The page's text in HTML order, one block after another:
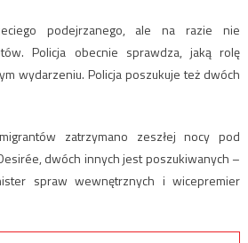
podejrzanego, ale na razie nie
Policja obecnie sprawdza, jaką rolę
wydarzeniu. Policja poszukuje też dwóch
zatrzymano zeszłej nocy pod
dwóch innych jest poszukiwanych –
spraw wewnętrznych i wicepremier